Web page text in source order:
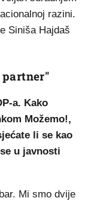
razini.
Siniša Hajdaš
partner"
a. Kako
Možemo!,
li se kao
u javnosti
Mi smo dvije